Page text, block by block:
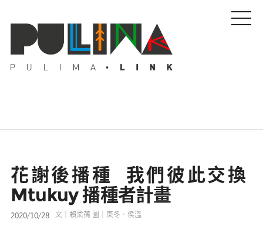
藝壇人物
Pulima藝術獎
花謝後播種 我們彼此交換
Mtukuy 播種者計畫
2020/10/28 文｜賴柔蒨 圖｜東冬．侯溫